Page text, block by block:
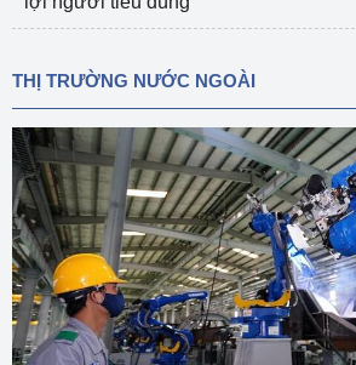
THỊ TRƯỜNG NƯỚC NGOÀI